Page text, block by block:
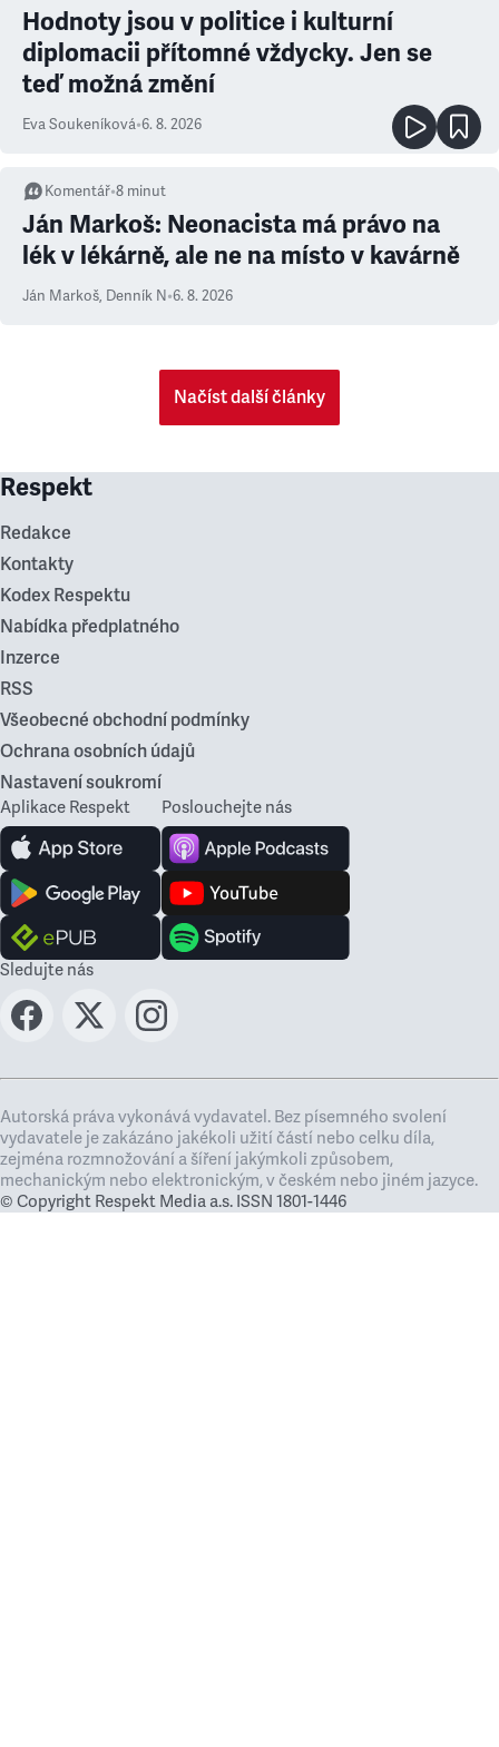
Hodnoty jsou v politice i kulturní
diplomacii přítomné vždycky. Jen se
teď možná změní
Eva Soukeníková•6. 8. 2026
Komentář•8 minut
Ján Markoš: Neonacista má právo na
lék v lékárně, ale ne na místo v kavárně
Ján Markoš, Denník N•6. 8. 2026
Načíst další články
Respekt
Redakce
Kontakty
Kodex Respektu
Nabídka předplatného
Inzerce
RSS
Všeobecné obchodní podmínky
Ochrana osobních údajů
Nastavení soukromí
Aplikace Respekt Poslouchejte nás
Sledujte nás
Autorská práva vykonává vydavatel. Bez písemného svolení
vydavatele je zakázáno jakékoli užití částí nebo celku díla,
zejména rozmnožování a šíření jakýmkoli způsobem,
mechanickým nebo elektronickým, v českém nebo jiném jazyce.
© Copyright Respekt Media a.s. ISSN 1801-1446